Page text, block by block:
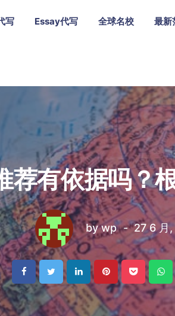
写 Essay代写 全球名校 最新
荐有依据吗？
by wp 27 6 月